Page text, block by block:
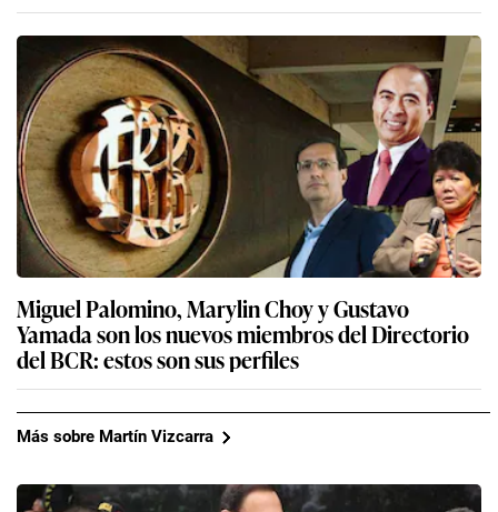
Miguel Palomino, Marylin Choy y Gustavo
Yamada son los nuevos miembros del Directorio
del BCR: estos son sus perfiles
Más sobre Martín Vizcarra